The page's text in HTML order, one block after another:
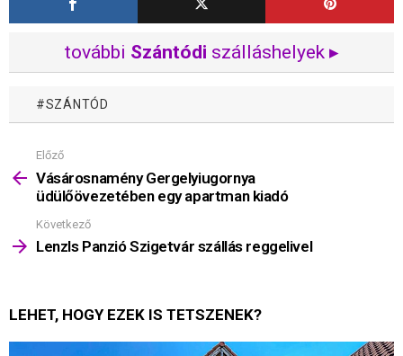
további Szántódi szálláshelyek ▸
SZÁNTÓD
Mutass
többet
Előző
Vásárosnamény Gergelyiugornya
üdülőövezetében egy apartman kiadó
Következő
Lenzls Panzió Szigetvár szállás reggelivel
LEHET, HOGY EZEK IS TETSZENEK?